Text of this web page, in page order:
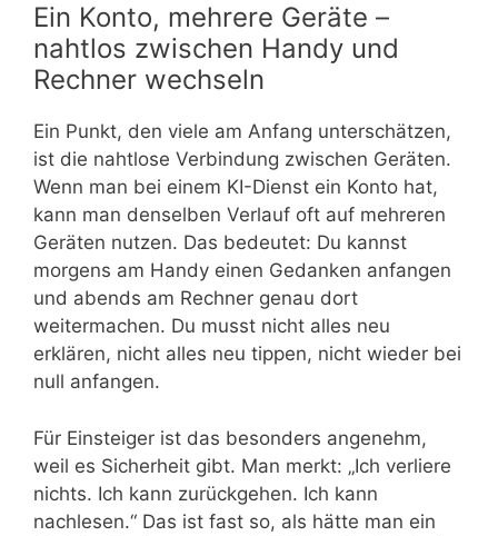
Ein Konto, mehrere Geräte –
nahtlos zwischen Handy und
Rechner wechseln
Ein Punkt, den viele am Anfang unterschätzen,
ist die nahtlose Verbindung zwischen Geräten.
Wenn man bei einem KI-Dienst ein Konto hat,
kann man denselben Verlauf oft auf mehreren
Geräten nutzen. Das bedeutet: Du kannst
morgens am Handy einen Gedanken anfangen
und abends am Rechner genau dort
weitermachen. Du musst nicht alles neu
erklären, nicht alles neu tippen, nicht wieder bei
null anfangen.
Für Einsteiger ist das besonders angenehm,
weil es Sicherheit gibt. Man merkt: „Ich verliere
nichts. Ich kann zurückgehen. Ich kann
nachlesen.“ Das ist fast so, als hätte man ein